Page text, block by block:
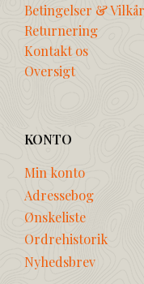
Betingelser & Vilkår
Returnering
Kontakt os
Oversigt
KONTO
Min konto
Adressebog
Ønskeliste
Ordrehistorik
Nyhedsbrev